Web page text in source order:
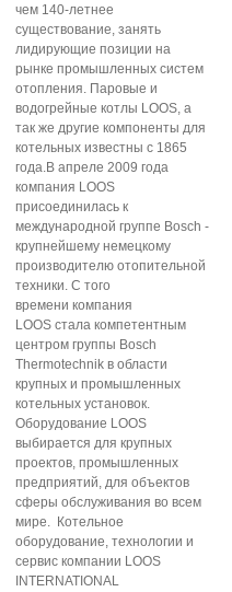
чем 140-летнее
существование, занять
лидирующие позиции на
рынке промышленных систем
отопления. Паровые и
водогрейные котлы LOOS, а
так же другие компоненты для
котельных известны с 1865
года.В апреле 2009 года
компания LOOS
присоединилась к
международной группе Bosch -
крупнейшему немецкому
производителю отопительной
техники. С того
времени компания
LOOS стала компетентным
центром группы Bosch
Thermotechnik в области
крупных и промышленных
котельных установок.
Оборудование LOOS
выбирается для крупных
проектов, промышленных
предприятий, для объектов
сферы обслуживания во всем
мире. Котельное
оборудование, технологии и
сервис компании LOOS
INTERNATIONAL